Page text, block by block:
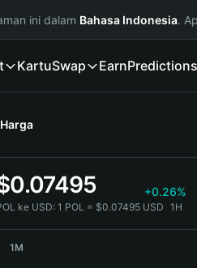
ini dalam Bahasa Indonesia.
KartuSwap EarnPredictions
Harga
0.07495 +0.26%
ke USD: 1 POL = $0.07495 USD 1H
1M